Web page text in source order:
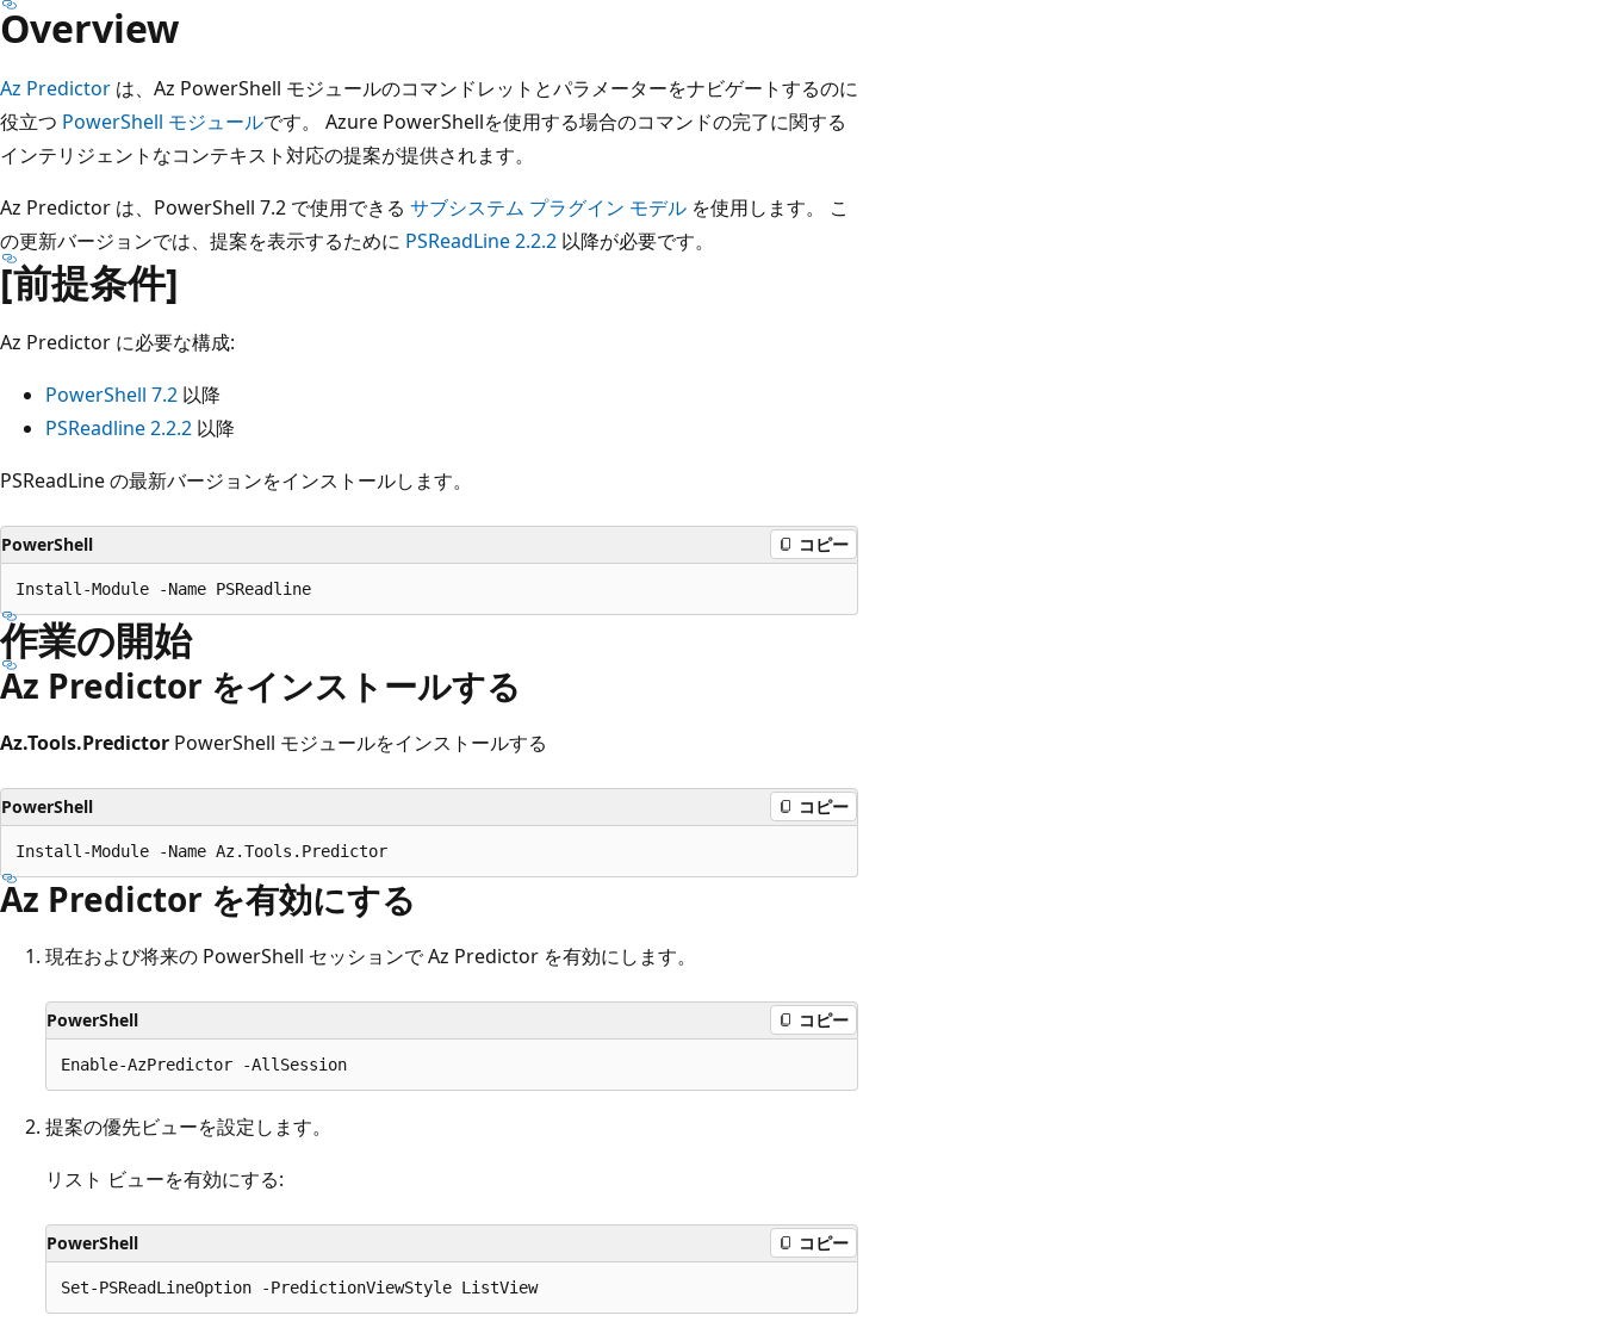
Overview
Az Predictor は、Az PowerShell モジュールのコマンドレットとパラメーターをナビゲートするのに
役立つ PowerShell モジュールです。 Azure PowerShellを使用する場合のコマンドの完了に関する
インテリジェントなコンテキスト対応の提案が提供されます。
Az Predictor は、PowerShell 7.2 で使用できる サブシステム プラグイン モデル を使用します。 こ
の更新バージョンでは、提案を表示するために PSReadLine 2.2.2 以降が必要です。
[前提条件]
Az Predictor に必要な構成:
PowerShell 7.2 以降
PSReadline 2.2.2 以降
PSReadLine の最新バージョンをインストールします。
PowerShell コピー
作業の開始
Az Predictor をインストールする
Az.Tools.Predictor PowerShell モジュールをインストールする
PowerShell コピー
Az Predictor を有効にする
現在および将来の PowerShell セッションで Az Predictor を有効にします。
PowerShell コピー
提案の優先ビューを設定します。
リスト ビューを有効にする:
PowerShell コピー